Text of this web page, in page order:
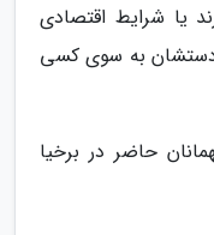
یا شرایط اقتصادی
به سوی کسی
حاضر در برخیا